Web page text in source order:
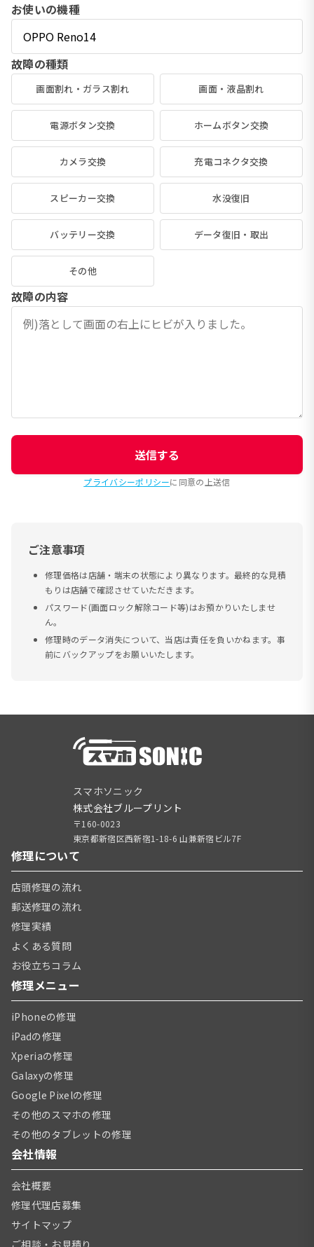
お使いの機種
故障の種類
画面割れ・ガラス割れ 画面・液晶割れ
電源ボタン交換 ホームボタン交換
カメラ交換 充電コネクタ交換
スピーカー交換 水没復旧
バッテリー交換 データ復旧・取出
その他
故障の内容
送信する
プライバシーポリシーに同意の上送信
ご注意事項
修理価格は店舗・端末の状態により異なります。最終的な見積
もりは店舗で確認させていただきます。
パスワード(画面ロック解除コード等)はお預かりいたしませ
ん。
修理時のデータ消失について、当店は責任を負いかねます。事
前にバックアップをお願いいたします。
スマホソニック
株式会社ブループリント
〒160-0023
東京都新宿区西新宿1-18-6 山兼新宿ビル7F
修理について
店頭修理の流れ
郵送修理の流れ
修理実績
よくある質問
お役立ちコラム
修理メニュー
iPhoneの修理
iPadの修理
Xperiaの修理
Galaxyの修理
Google Pixelの修理
その他のスマホの修理
その他のタブレットの修理
会社情報
会社概要
修理代理店募集
サイトマップ